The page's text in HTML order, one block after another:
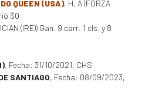
QUEEN (USA), H, A (FORZA
$0
(IRE)) Gan. 9 carr. 1 cls. y 8
, Fecha: 31/10/2021, CHS
SANTIAGO, Fecha: 08/09/2023,